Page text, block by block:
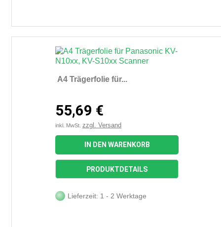
A4 Trägerfolie für...
55,69 €
inkl. MwSt. zzgl. Versand
IN DEN WARENKORB
PRODUKTDETAILS
Lieferzeit: 1 - 2 Werktage